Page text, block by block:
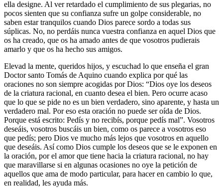
ella designe. Al ver retardado el cumplimiento de sus plegarias, no
pocos sienten que su confianza sufre un golpe considerable, no
saben estar tranquilos cuando Dios parece sordo a todas sus
súplicas. No, no perdáis nunca vuestra confianza en aquel Dios que
os ha creado, que os ha amado antes de que vosotros pudierais
amarlo y que os ha hecho sus amigos.
Elevad la mente, queridos hijos, y escuchad lo que enseña el gran
Doctor santo Tomás de Aquino cuando explica por qué las
oraciones no son siempre acogidas por Dios: “Dios oye los deseos
de la criatura racional, en cuanto desea el bien. Pero ocurre acaso
que lo que se pide no es un bien verdadero, sino aparente, y hasta un
verdadero mal. Por eso esta oración no puede ser oída de Dios.
Porque está escrito: Pedís y no recibís, porque pedís mal”. Vosotros
deseáis, vosotros buscáis un bien, como os parece a vosotros eso
que pedís; pero Dios ve mucho más lejos que vosotros en aquello
que deseáis. Así como Dios cumple los deseos que se le exponen en
la oración, por el amor que tiene hacia la criatura racional, no hay
que maravillarse si en algunas ocasiones no oye la petición de
aquellos que ama de modo particular, para hacer en cambio lo que,
en realidad, les ayuda más.